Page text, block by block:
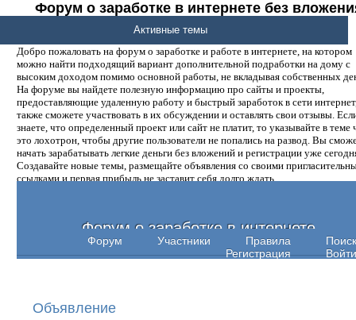
Форум о заработке в интернете без
денег.
Добро пожаловать на форум о заработке и работе в интернете, на котором
можно найти подходящий вариант дополнительной подработки на дому с
высоким доходом помимо основной работы, не вкладывая собственных
На форуме вы найдете полезную информацию про сайты и проекты,
предоставляющие удаленную работу и быстрый заработок в сети
также сможете участвовать в их обсуждении и оставлять свои отзывы.
знаете, что определенный проект или сайт не платит, то указывайте в теме
это лохотрон, чтобы другие пользователи не попались на развод. Вы
начать зарабатывать легкие деньги без вложений и регистрации уже
Создавайте новые темы, размещайте объявления со своими
ссылками и первая прибыль не заставит себя долго ждать.
Форум о заработке в интернете
Форум Участники Правила
Поиск
Регистрация
Войти
Активные темы
Объявление